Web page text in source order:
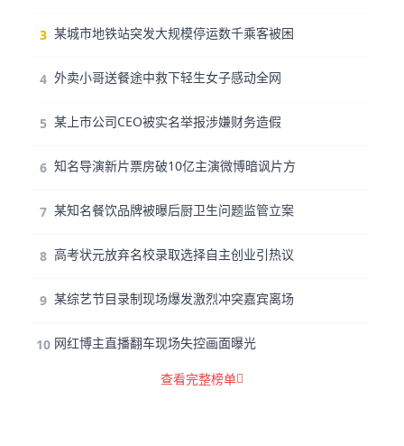
3 某城市地铁站突发大规模停运数千乘客被困
4 外卖小哥送餐途中救下轻生女子感动全网
5 某上市公司CEO被实名举报涉嫌财务造假
6 知名导演新片票房破10亿主演微博暗讽片方
7 某知名餐饮品牌被曝后厨卫生问题监管立案
8 高考状元放弃名校录取选择自主创业引热议
9 某综艺节目录制现场爆发激烈冲突嘉宾离场
10 网红博主直播翻车现场失控画面曝光
查看完整榜单